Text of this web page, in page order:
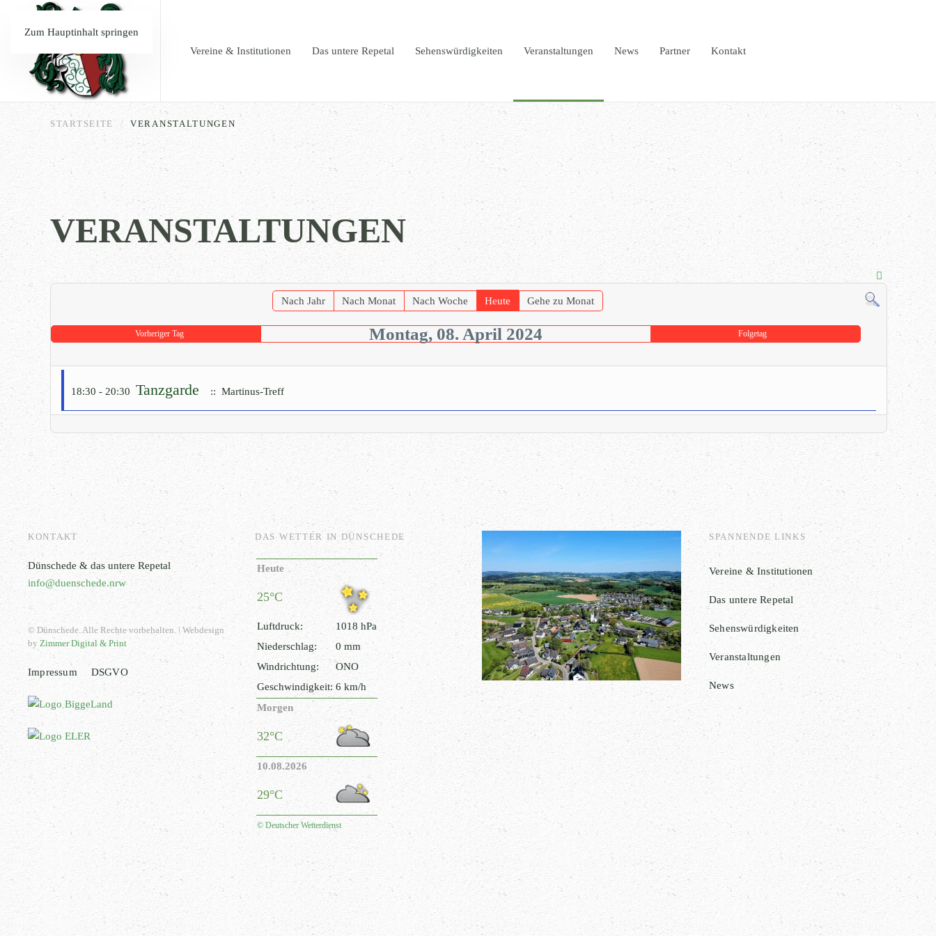
Zum Hauptinhalt springen
Vereine & Institutionen
Das untere Repetal Sehenswürdigkeiten Veranstaltungen News Partner Kontakt
STARTSEITE VERANSTALTUNGEN
VERANSTALTUNGEN
Nach Jahr Nach Monat Nach Woche Heute Gehe zu Monat
Vorheriger Tag Montag, 08. April 2024 Folgetag
18:30 - 20:30 Tanzgarde :: Martinus-Treff
KONTAKT
Dünschede & das untere Repetal
info@duenschede.nrw
© Dünschede. Alle Rechte vorbehalten. ǀ Webdesign
by Zimmer Digital & Print
Impressum DSGVO
DAS WETTER IN DÜNSCHEDE
Heute
25°C
Luftdruck:
1018 hPa
Niederschlag:
0 mm
Windrichtung:
ONO
Geschwindigkeit: 6 km/h
Morgen
32°C
10.08.2026
29°C
© Deutscher Wetterdienst
SPANNENDE LINKS
Vereine & Institutionen
Das untere Repetal
Sehenswürdigkeiten
Veranstaltungen
News